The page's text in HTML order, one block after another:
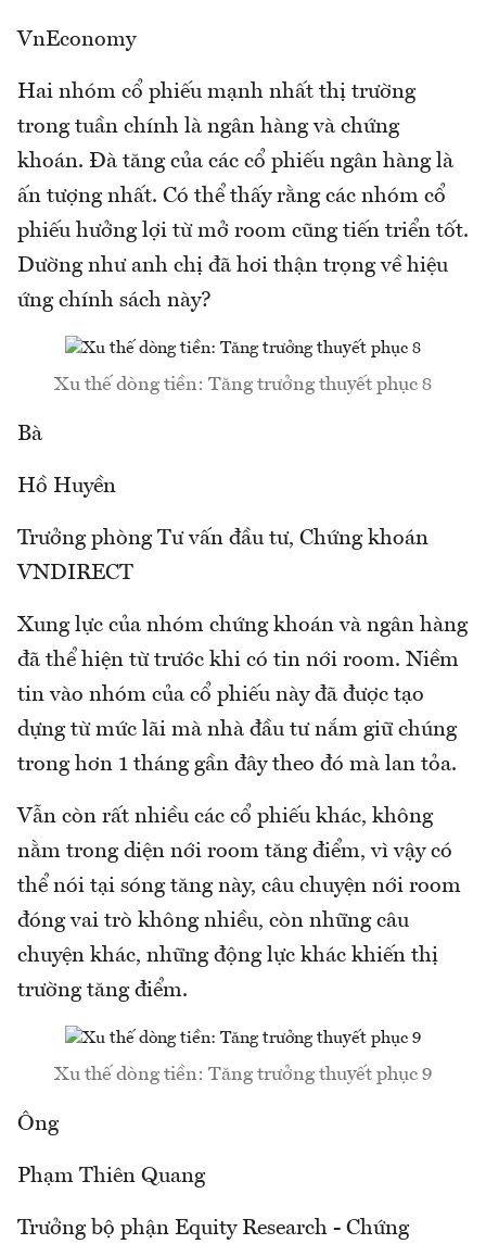
VnEconomy
Hai nhóm cổ phiếu mạnh nhất thị trường
trong tuần chính là ngân hàng và chứng
khoán. Đà tăng của các cổ phiếu ngân hàng là
ấn tượng nhất. Có thể thấy rằng các nhóm cổ
phiếu hưởng lợi từ mở room cũng tiến triển tốt.
Dường như anh chị đã hơi thận trọng về hiệu
ứng chính sách này?
Xu thế dòng tiền: Tăng trưởng thuyết phục 8
Bà
Hồ Huyền
Trưởng phòng Tư vấn đầu tư, Chứng khoán
VNDIRECT
Xung lực của nhóm chứng khoán và ngân hàng
đã thể hiện từ trước khi có tin nới room. Niềm
tin vào nhóm của cổ phiếu này đã được tạo
dựng từ mức lãi mà nhà đầu tư nắm giữ chúng
trong hơn 1 tháng gần đây theo đó mà lan tỏa.
Vẫn còn rất nhiều các cổ phiếu khác, không
nằm trong diện nới room tăng điểm, vì vậy có
thể nói tại sóng tăng này, câu chuyện nới room
đóng vai trò không nhiều, còn những câu
chuyện khác, những động lực khác khiến thị
trường tăng điểm.
Xu thế dòng tiền: Tăng trưởng thuyết phục 9
Ông
Phạm Thiên Quang
Trưởng bộ phận Equity Research - Chứng